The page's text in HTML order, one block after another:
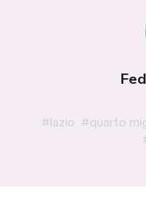
#lazio #quarto